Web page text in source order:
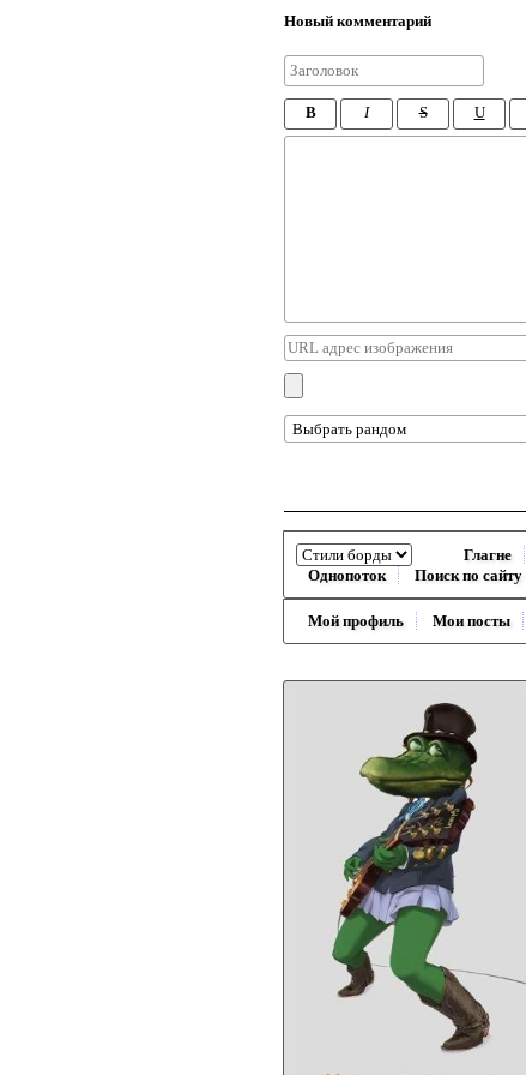
Новый комментарий
B I S U
Глагне
Однопоток
Поиск по сайту
Мой профиль Мои посты